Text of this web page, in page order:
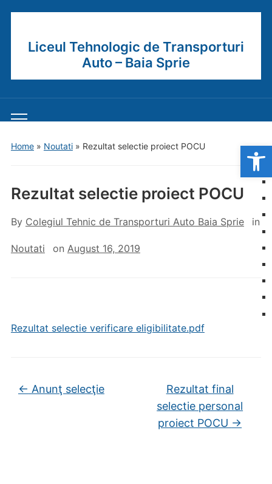
Liceul Tehnologic de Transporturi
Auto – Baia Sprie
Toggle
Home» Noutati» Rezultat selectie proiect POCU
Rezultat selectie proiect POCU
By Colegiul Tehnic de Transporturi Auto Baia Sprie in
Noutati on August 16, 2019
Rezultat selectie verificare eligibilitate.pdf
← Anunţ selecţie
Rezultat final
selectie personal
proiect POCU →